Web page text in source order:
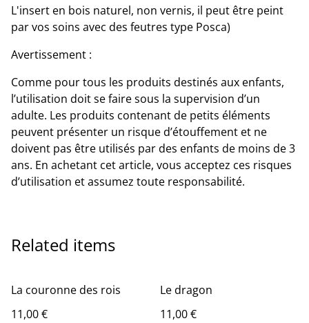
L'insert en bois naturel, non vernis, il peut être peint
par vos soins avec des feutres type Posca)
Avertissement :
Comme pour tous les produits destinés aux enfants,
l’utilisation doit se faire sous la supervision d’un
adulte. Les produits contenant de petits éléments
peuvent présenter un risque d’étouffement et ne
doivent pas être utilisés par des enfants de moins de 3
ans. En achetant cet article, vous acceptez ces risques
d’utilisation et assumez toute responsabilité.
Related items
La couronne des rois
11,00 €
Le dragon
11,00 €